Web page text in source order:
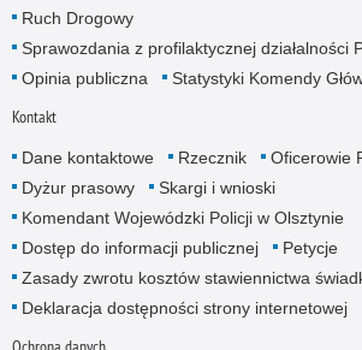
Ruch Drogowy
Sprawozdania z profilaktycznej działalności
Opinia publiczna
Statystyki Komendy
Kontakt
Dane kontaktowe Rzecznik
Oficerowie
Dyżur prasowy
Skargi i wnioski
Komendant Wojewódzki Policji w Olsztynie
Dostęp do informacji publicznej
Petycje
Zasady zwrotu kosztów stawiennictwa
Deklaracja dostępności strony internetowej